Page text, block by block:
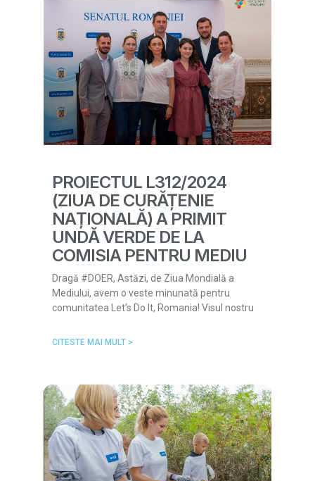
PROIECTUL L312/2024
(ZIUA DE CURĂȚENIE
NAȚIONALĂ) A PRIMIT
UNDĂ VERDE DE LA
COMISIA PENTRU MEDIU
Dragă #DOER, Astăzi, de Ziua Mondială a
Mediului, avem o veste minunată pentru
comunitatea Let’s Do It, Romania! Visul nostru
CITESTE MAI MULT >